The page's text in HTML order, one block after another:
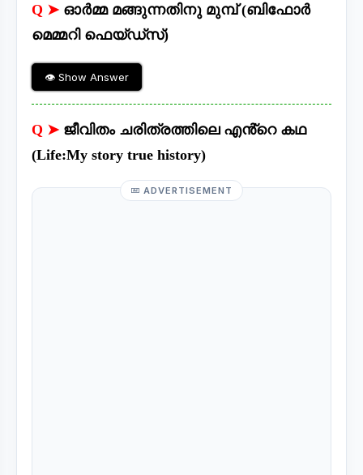
Q ➤ ഓർമ്മ മങ്ങുന്നതിനു മുമ്പ് (ബിഫോർ
മെമ്മറി ഫെയ്ഡ്സ്)
👁 Show Answer
Q ➤ ജീവിതം ചരിത്രത്തിലെ എൻ്റെ കഥ
(Life:My story true history)
ADVERTISEMENT